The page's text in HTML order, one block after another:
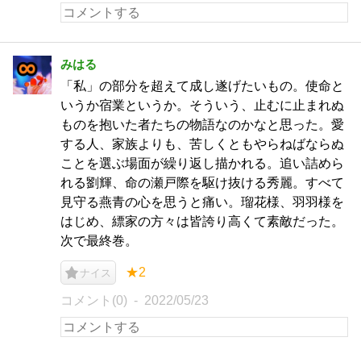
みはる
「私」の部分を超えて成し遂げたいもの。使命と
いうか宿業というか。そういう、止むに止まれぬ
ものを抱いた者たちの物語なのかなと思った。愛
する人、家族よりも、苦しくともやらねばならぬ
ことを選ぶ場面が繰り返し描かれる。追い詰めら
れる劉輝、命の瀬戸際を駆け抜ける秀麗。すべて
見守る燕青の心を思うと痛い。瑠花様、羽羽様を
はじめ、縹家の方々は皆誇り高くて素敵だった。
次で最終巻。
ナイス ★2
コメント(0) 2022/05/23